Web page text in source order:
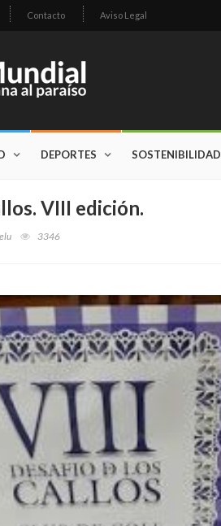
Contacto Aviso Legal
DEPORTES SOSTENIBILIDAD
VIII edición.
3346